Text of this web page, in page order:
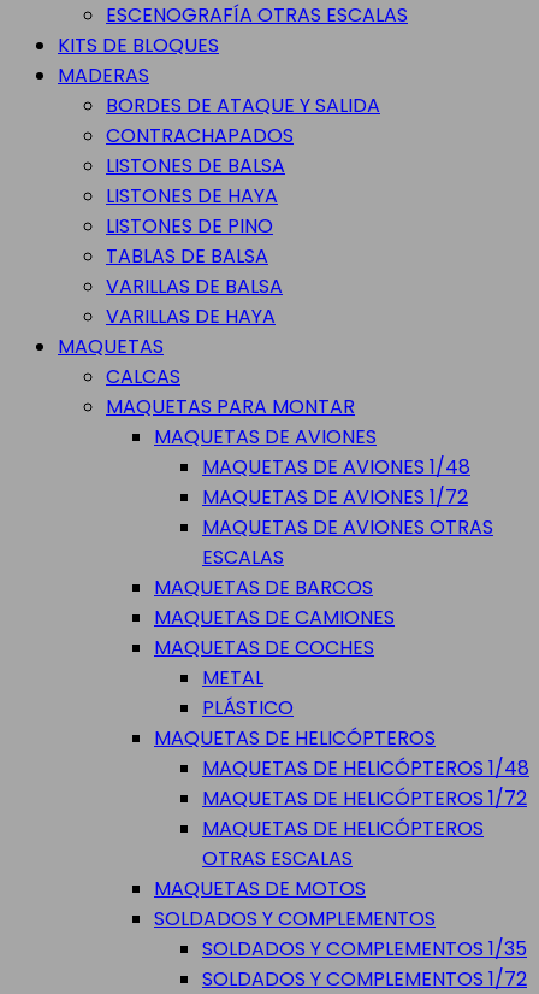
ESCENOGRAFÍA OTRAS ESCALAS
KITS DE BLOQUES
MADERAS
BORDES DE ATAQUE Y SALIDA
CONTRACHAPADOS
LISTONES DE BALSA
LISTONES DE HAYA
LISTONES DE PINO
TABLAS DE BALSA
VARILLAS DE BALSA
VARILLAS DE HAYA
MAQUETAS
CALCAS
MAQUETAS PARA MONTAR
MAQUETAS DE AVIONES
MAQUETAS DE AVIONES 1/48
MAQUETAS DE AVIONES 1/72
MAQUETAS DE AVIONES OTRAS
ESCALAS
MAQUETAS DE BARCOS
MAQUETAS DE CAMIONES
MAQUETAS DE COCHES
METAL
PLÁSTICO
MAQUETAS DE HELICÓPTEROS
MAQUETAS DE HELICÓPTEROS 1/48
MAQUETAS DE HELICÓPTEROS 1/72
MAQUETAS DE HELICÓPTEROS
OTRAS ESCALAS
MAQUETAS DE MOTOS
SOLDADOS Y COMPLEMENTOS
SOLDADOS Y COMPLEMENTOS 1/35
SOLDADOS Y COMPLEMENTOS 1/72